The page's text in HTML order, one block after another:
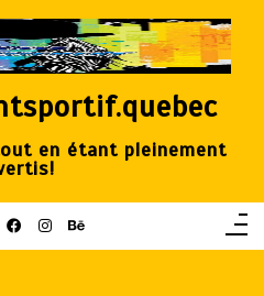
en étant pleinement